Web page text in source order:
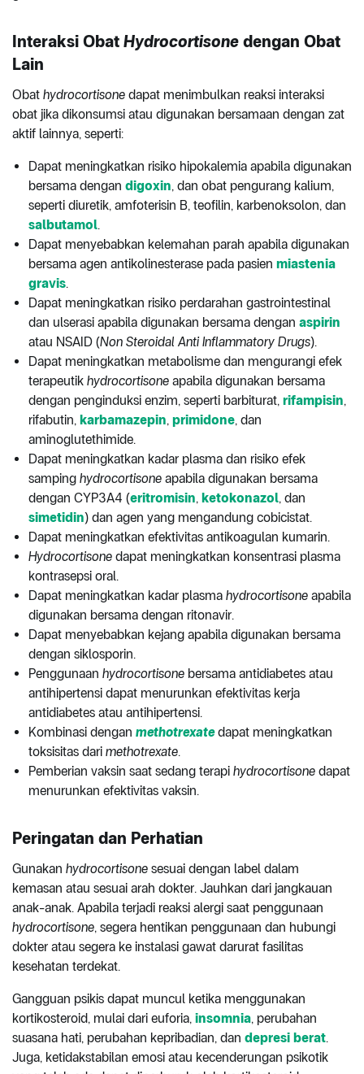
Interaksi Obat Hydrocortisone dengan Obat
Lain
Obat hydrocortisone dapat menimbulkan reaksi interaksi
obat jika dikonsumsi atau digunakan bersamaan dengan zat
aktif lainnya, seperti:
Dapat meningkatkan risiko hipokalemia apabila digunakan
bersama dengan digoxin, dan obat pengurang kalium,
seperti diuretik, amfoterisin B, teofilin, karbenoksolon, dan
salbutamol.
Dapat menyebabkan kelemahan parah apabila digunakan
bersama agen antikolinesterase pada pasien miastenia
gravis.
Dapat meningkatkan risiko perdarahan gastrointestinal
dan ulserasi apabila digunakan bersama dengan aspirin
atau NSAID (Non Steroidal Anti Inflammatory Drugs).
Dapat meningkatkan metabolisme dan mengurangi efek
terapeutik hydrocortisone apabila digunakan bersama
dengan penginduksi enzim, seperti barbiturat, rifampisin,
rifabutin, karbamazepin, primidone, dan
aminoglutethimide.
Dapat meningkatkan kadar plasma dan risiko efek
samping hydrocortisone apabila digunakan bersama
dengan CYP3A4 (eritromisin, ketokonazol, dan
simetidin) dan agen yang mengandung cobicistat.
Dapat meningkatkan efektivitas antikoagulan kumarin.
Hydrocortisone dapat meningkatkan konsentrasi plasma
kontrasepsi oral.
Dapat meningkatkan kadar plasma hydrocortisone apabila
digunakan bersama dengan ritonavir.
Dapat menyebabkan kejang apabila digunakan bersama
dengan siklosporin.
Penggunaan hydrocortisone bersama antidiabetes atau
antihipertensi dapat menurunkan efektivitas kerja
antidiabetes atau antihipertensi.
Kombinasi dengan methotrexatedapat meningkatkan
toksisitas dari methotrexate.
Pemberian vaksin saat sedang terapi hydrocortisone dapat
menurunkan efektivitas vaksin.
Peringatan dan Perhatian
Gunakan hydrocortisone sesuai dengan label dalam
kemasan atau sesuai arah dokter. Jauhkan dari jangkauan
anak-anak. Apabila terjadi reaksi alergi saat penggunaan
hydrocortisone, segera hentikan penggunaan dan hubungi
dokter atau segera ke instalasi gawat darurat fasilitas
kesehatan terdekat.
Gangguan psikis dapat muncul ketika menggunakan
kortikosteroid, mulai dari euforia, insomnia, perubahan
suasana hati, perubahan kepribadian, dan depresi berat.
Juga, ketidakstabilan emosi atau kecenderungan psikotik